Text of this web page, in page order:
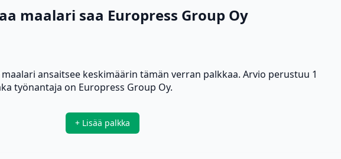
maalari saa Europress Group Oy
ansaitsee keskimäärin tämän verran palkkaa. Arvio perustuu 1
työnantaja on Europress Group Oy.
+ Lisää palkka